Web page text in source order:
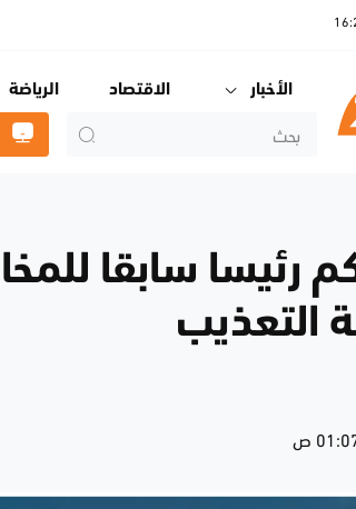
الأخبار الاقتصاد الرياضة
رئيسا سابقا
التعذيب